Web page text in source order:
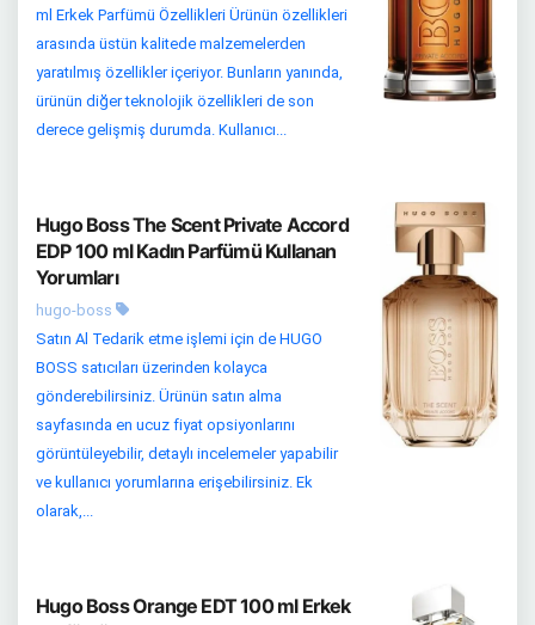
ml Erkek Parfümü Özellikleri Ürünün özellikleri
arasında üstün kalitede malzemelerden
yaratılmış özellikler içeriyor. Bunların yanında,
ürünün diğer teknolojik özellikleri de son
derece gelişmiş durumda. Kullanıcı...
Hugo Boss The Scent Private Accord
EDP 100 ml Kadın Parfümü Kullanan
Yorumları
hugo-boss
Satın Al Tedarik etme işlemi için de HUGO
BOSS satıcıları üzerinden kolayca
gönderebilirsiniz. Ürünün satın alma
sayfasında en ucuz fiyat opsiyonlarını
görüntüleyebilir, detaylı incelemeler yapabilir
ve kullanıcı yorumlarına erişebilirsiniz. Ek
olarak,...
Hugo Boss Orange EDT 100 ml Erkek